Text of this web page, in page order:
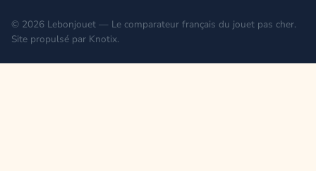
© 2026 Lebonjouet — Le comparateur français du jouet pas cher.
Site propulsé par Knotix.